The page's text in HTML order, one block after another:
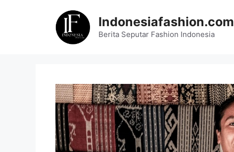
Indonesiafashion.com
Berita Seputar Fashion Indonesia